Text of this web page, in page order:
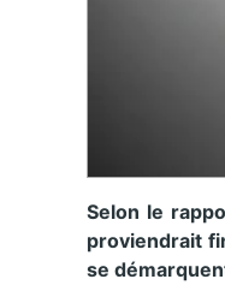
Selon le
proviendrait
se